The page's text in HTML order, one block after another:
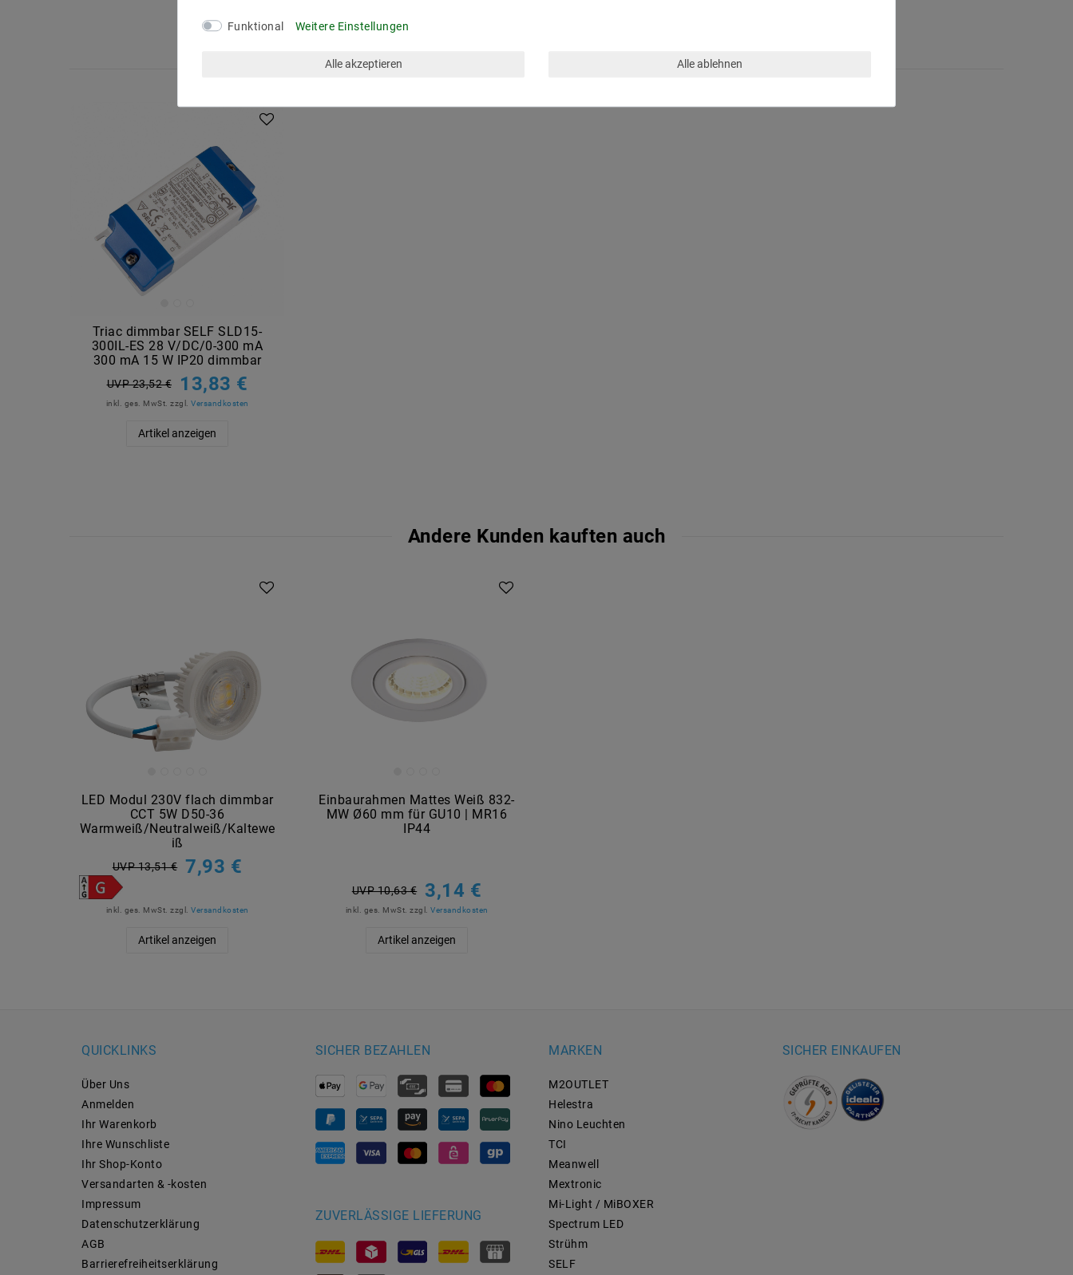
Triac dimmbar SELF SLD15-
300IL-ES 28 V/DC/0-300 mA
300 mA 15 W IP20 dimmbar
UVP 23,52 € 13,83 €
inkl. ges. MwSt. zzgl. Versandkosten
Artikel anzeigen
Andere Kunden kauften auch
LED Modul 230V flach dimmbar
CCT 5W D50-36
Warmweiß/Neutralweiß/Kaltewe
iß
UVP 13,51 € 7,93 €
inkl. ges. MwSt. zzgl. Versandkosten
Artikel anzeigen
Einbaurahmen Mattes Weiß 832-
MW Ø60 mm für GU10 | MR16
IP44
UVP 10,63 € 3,14 €
inkl. ges. MwSt. zzgl. Versandkosten
Artikel anzeigen
QUICKLINKS
Über Uns
Anmelden
Ihr Warenkorb
Ihre Wunschliste
Ihr Shop-Konto
Versandarten & -kosten
Impressum
Daten­schutz­erklärung
AGB
Barrierefreiheitserklärung
SICHER BEZAHLEN
ZUVERLÄSSIGE LIEFERUNG
MARKEN
M2OUTLET
Helestra
Nino Leuchten
TCI
Meanwell
Mextronic
Mi-Light / MiBOXER
Spectrum LED
Strühm
SELF
SICHER EINKAUFEN
Funktional Weitere Einstellungen
Alle akzeptieren Alle ablehnen